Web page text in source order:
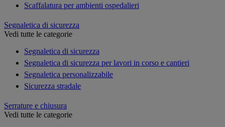
Scaffalatura per ambienti ospedalieri
Segnaletica di sicurezza
Vedi tutte le categorie
Segnaletica di sicurezza
Segnaletica di sicurezza per lavori in corso e cantieri
Segnaletica personalizzabile
Sicurezza stradale
Serrature e chiusura
Vedi tutte le categorie